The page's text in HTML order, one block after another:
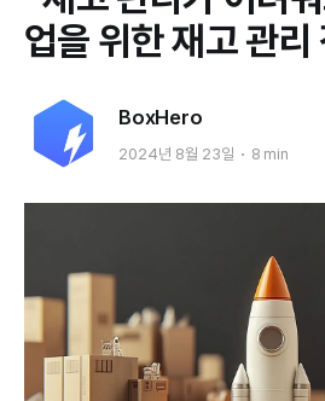
업을 위한 재고 관리
BoxHero
2024년 8월 23일 8 min